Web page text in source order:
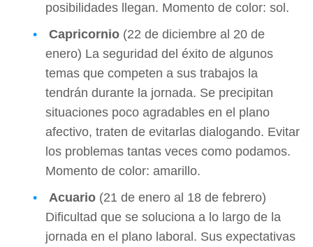
posibilidades llegan. Momento de color: sol.
Capricornio (22 de diciembre al 20 de
enero) La seguridad del éxito de algunos
temas que competen a sus trabajos la
tendrán durante la jornada. Se precipitan
situaciones poco agradables en el plano
afectivo, traten de evitarlas dialogando. Evitar
los problemas tantas veces como podamos.
Momento de color: amarillo.
Acuario (21 de enero al 18 de febrero)
Dificultad que se soluciona a lo largo de la
jornada en el plano laboral. Sus expectativas